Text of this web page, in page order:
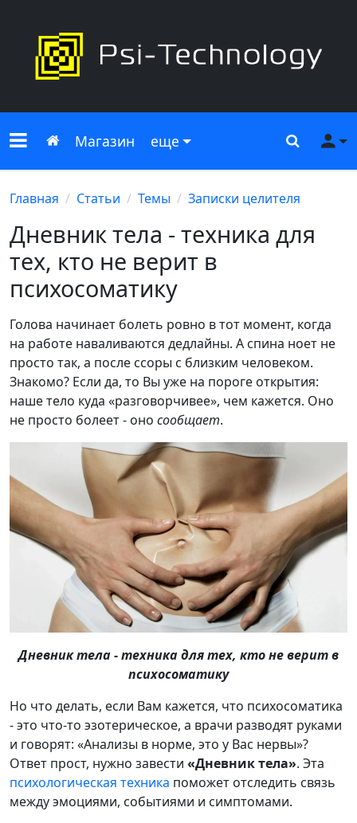
Меню сайта
Главная
Магазин еще Поиск
Главная Статьи Темы Записки целителя
Дневник тела - техника для
тех, кто не верит в
психосоматику
Голова начинает болеть ровно в тот момент, когда
на работе наваливаются дедлайны. А спина ноет не
просто так, а после ссоры с близким человеком.
Знакомо? Если да, то Вы уже на пороге открытия:
наше тело куда «разговорчивее», чем кажется. Оно
не просто болеет - оно сообщает.
Дневник тела - техника для тех, кто не верит в
психосоматику
Но что делать, если Вам кажется, что психосоматика
- это что-то эзотерическое, а врачи разводят руками
и говорят: «Анализы в норме, это у Вас нервы»?
Ответ прост, нужно завести «Дневник тела». Эта
психологическая техника поможет отследить связь
между эмоциями, событиями и симптомами.